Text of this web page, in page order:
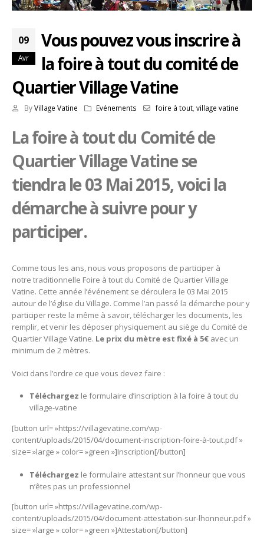
09
Avr
Vous pouvez vous inscrire à
la foire à tout du comité de
Quartier Village Vatine
By Village Vatine Evénements foire à tout ,village vatine
La foire à tout du Comité de
Quartier Village Vatine se
tiendra le 03 Mai 2015, voici la
démarche à suivre pour y
participer.
Comme tous les ans, nous vous proposons de participer à
notre traditionnelle Foire à tout du Comité de Quartier Village
Vatine. Cette année l’événement se déroulera le 03 Mai 2015
autour de l’église du Village. Comme l’an passé la démarche pour y
participer reste la même à savoir, télécharger les documents, les
remplir, et venir les déposer physiquement au siège du Comité de
Quartier Village Vatine. Le prix du mètre est fixé à 5€ avec un
minimum de 2 mètres.
Voici dans l’ordre ce que vous devez faire :
Téléchargez le formulaire d’inscription à la foire à tout du
village-vatine
[button url= »https://villagevatine.com/wp-
content/uploads/2015/04/document-inscription-foire-à-tout.pdf »
size= »large » color= »green »]Inscription[/button]
Téléchargez le formulaire attestant sur l’honneur que vous
n’êtes pas un professionnel
[button url= »https://villagevatine.com/wp-
content/uploads/2015/04/document-attestation-sur-lhonneur.pdf »
size= »large » color= »green »]Attestation[/button]